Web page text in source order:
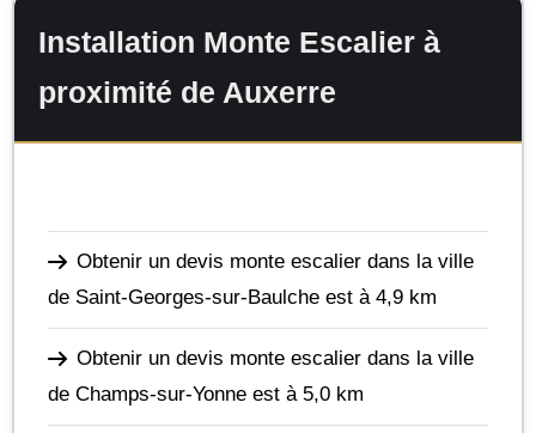
Installation Monte Escalier à
proximité de Auxerre
Obtenir un devis monte escalier dans la ville
de Saint-Georges-sur-Baulche est à 4,9 km
Obtenir un devis monte escalier dans la ville
de Champs-sur-Yonne est à 5,0 km